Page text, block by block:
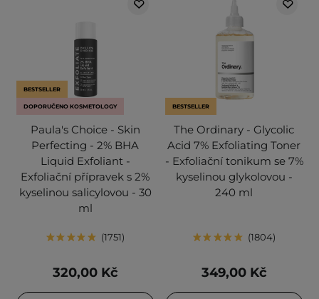
BESTSELLER
DOPORUČENO KOSMETOLOGY
Paula's Choice - Skin
Perfecting - 2% BHA
Liquid Exfoliant -
Exfoliační přípravek s 2%
kyselinou salicylovou - 30
ml
1751
320,00 Kč
BESTSELLER
The Ordinary - Glycolic
Acid 7% Exfoliating Toner
- Exfoliační tonikum se 7%
kyselinou glykolovou -
240 ml
1804
349,00 Kč